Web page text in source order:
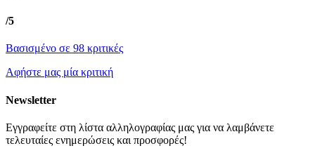
/5
Βασισμένο σε 98 κριτικές
Αφήστε μας μία κριτική
Newsletter
Εγγραφείτε στη λίστα αλληλογραφίας μας για να λαμβάνετε
τελευταίες ενημερώσεις και προσφορές!